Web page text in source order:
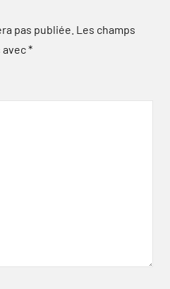
pas publiée. Les champs
*